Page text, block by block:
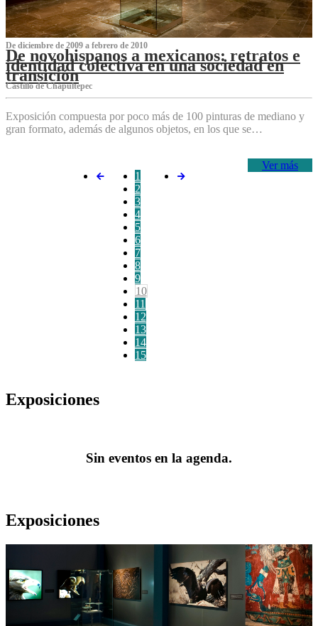
De diciembre de 2009 a febrero de 2010
De novohispanos a mexicanos: retratos e
identidad colectiva en una sociedad en
transición
Castillo de Chapultepec
Exposición compuesta por poco más de 100 pinturas de mediano y
gran formato, además de algunos objetos, en los que se…
Ver más
1
2
3
4
5
6
7
8
9
10
11
12
13
14
15
Exposiciones
Sin eventos en la agenda.
Exposiciones